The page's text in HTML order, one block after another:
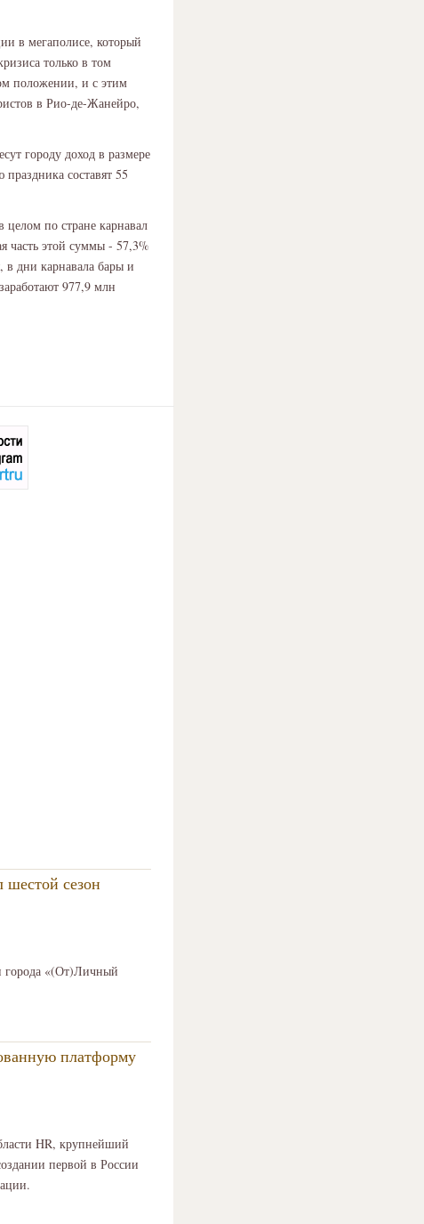
в мегаполисе, который
только в том
положении, и с этим
в Рио-де-Жанейро,
городу доход в размере
составят 55
целом по стране карнавал
часть этой суммы - 57,3%
в дни карнавала бары и
977,9 млн
шестой сезон
города «(От)Личный
платформу
HR, крупнейший
первой в России